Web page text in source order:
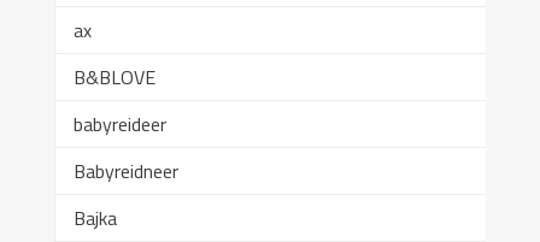
ax
B&BLOVE
babyreideer
Babyreidneer
Bajka